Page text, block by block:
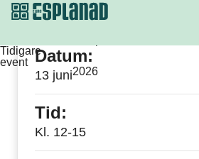
Tidigare
event Datum:
13 juni2026
Tid:
Kl. 12-15